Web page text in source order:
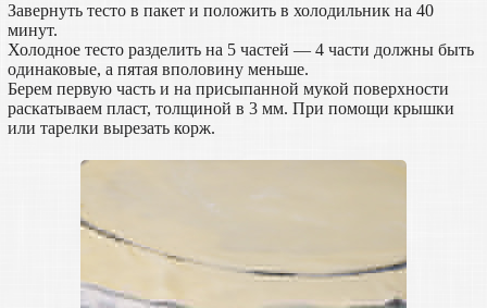
Завернуть тесто в пакет и положить в холодильник на 40
минут.
Холодное тесто разделить на 5 частей — 4 части должны быть
одинаковые, а пятая вполовину меньше.
Берем первую часть и на присыпанной мукой поверхности
раскатываем пласт, толщиной в 3 мм. При помощи крышки
или тарелки вырезать корж.